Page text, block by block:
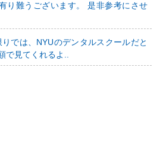
り難うございます。 是非参考にさせ
では、NYUのデンタルスクールだと
で見てくれるよ..